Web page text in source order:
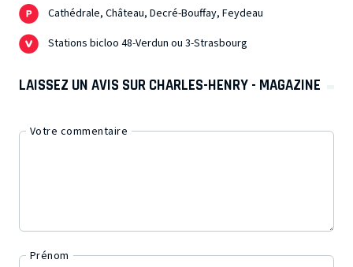
Cathédrale, Château, Decré-Bouffay, Feydeau
Stations bicloo 48-Verdun ou 3-Strasbourg
LAISSEZ UN AVIS SUR CHARLES-HENRY - MAGAZINE
Votre commentaire
Prénom